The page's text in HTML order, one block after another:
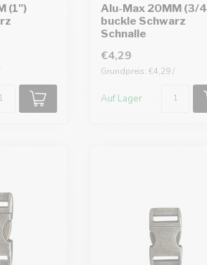
(1")
Alu-Max 20MM (3/
buckle Schwarz
Schnalle
€4,29
Grundpreis: €4,29 /
Auf Lager